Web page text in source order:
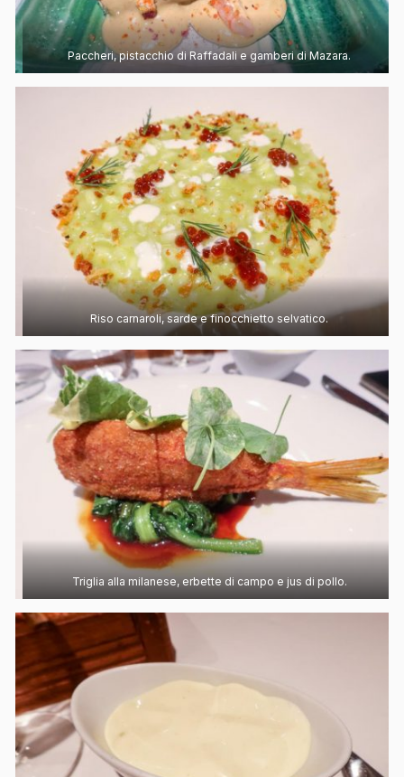
Paccheri, pistacchio di Raffadali e gamberi di Mazara.
Riso carnaroli, sarde e finocchietto selvatico.
Triglia alla milanese, erbette di campo e jus di pollo.